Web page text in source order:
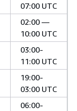
07:00 UTC
02:00 —
10:00 UTC
03:00-
11:00 UTC
19:00-
03:00 UTC
06:00-